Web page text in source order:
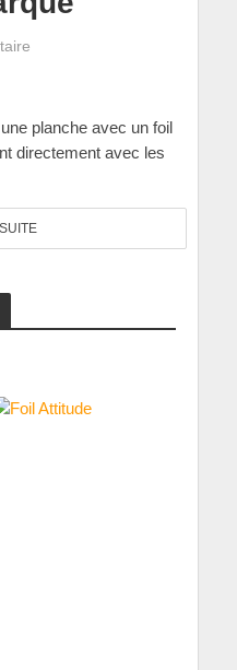
planche avec un foil
directement avec les